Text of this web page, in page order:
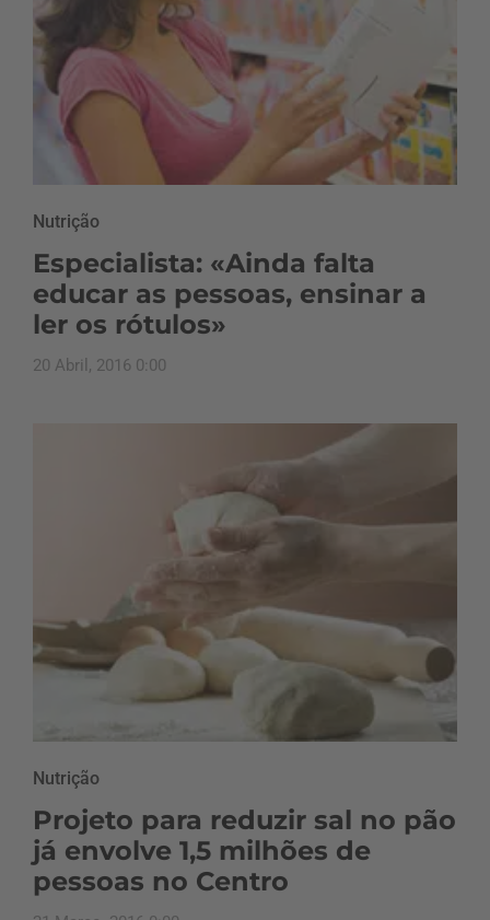
Nutrição
Especialista: «Ainda falta
educar as pessoas, ensinar a
ler os rótulos»
20 Abril, 2016 0:00
Nutrição
Projeto para reduzir sal no pão
já envolve 1,5 milhões de
pessoas no Centro